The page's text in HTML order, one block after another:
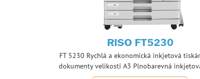
RISO FT5230
FT 5230 Rychlá a ekonomická inkjetová
dokumenty velikosti A3 Plnobarevná